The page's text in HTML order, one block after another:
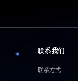
联系我们
联系方式